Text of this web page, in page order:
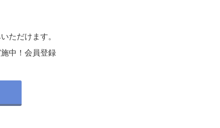
ただけます。
中！会員登録